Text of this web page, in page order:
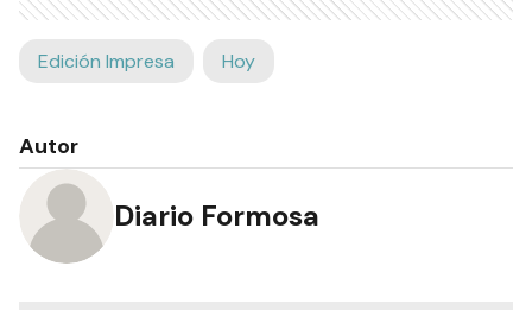
Edición Impresa Hoy
Autor
Diario Formosa